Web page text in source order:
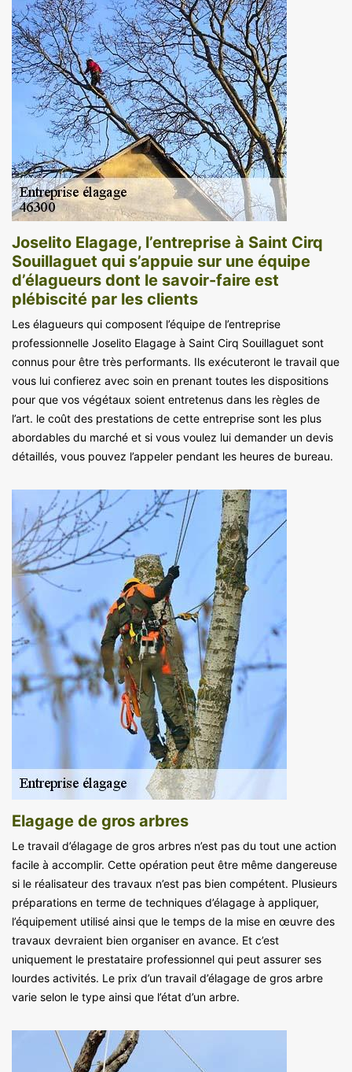
Joselito Elagage, l’entreprise à Saint Cirq
Souillaguet qui s’appuie sur une équipe
d’élagueurs dont le savoir-faire est
plébiscité par les clients
Les élagueurs qui composent l’équipe de l’entreprise
professionnelle Joselito Elagage à Saint Cirq Souillaguet sont
connus pour être très performants. Ils exécuteront le travail que
vous lui confierez avec soin en prenant toutes les dispositions
pour que vos végétaux soient entretenus dans les règles de
l’art. le coût des prestations de cette entreprise sont les plus
abordables du marché et si vous voulez lui demander un devis
détaillés, vous pouvez l’appeler pendant les heures de bureau.
Elagage de gros arbres
Le travail d’élagage de gros arbres n’est pas du tout une action
facile à accomplir. Cette opération peut être même dangereuse
si le réalisateur des travaux n’est pas bien compétent. Plusieurs
préparations en terme de techniques d’élagage à appliquer,
l’équipement utilisé ainsi que le temps de la mise en œuvre des
travaux devraient bien organiser en avance. Et c’est
uniquement le prestataire professionnel qui peut assurer ses
lourdes activités. Le prix d’un travail d’élagage de gros arbre
varie selon le type ainsi que l’état d’un arbre.